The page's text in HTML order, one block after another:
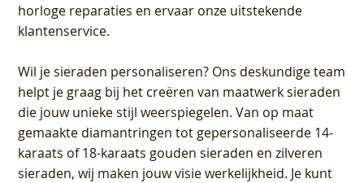
horloge reparaties en ervaar onze uitstekende
klantenservice.
Wil je sieraden personaliseren? Ons deskundige team
helpt je graag bij het creëren van maatwerk sieraden
die jouw unieke stijl weerspiegelen. Van op maat
gemaakte diamantringen tot gepersonaliseerde 14-
karaats of 18-karaats gouden sieraden en zilveren
sieraden, wij maken jouw visie werkelijkheid. Je kunt